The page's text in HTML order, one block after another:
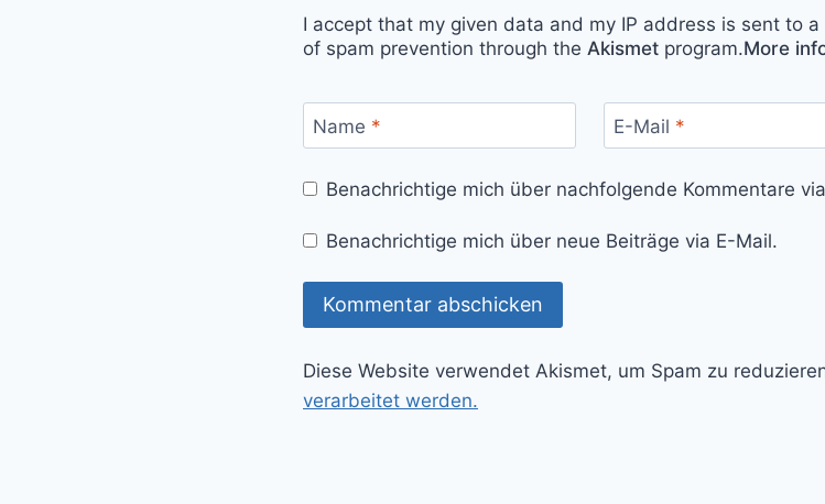
I accept that my given data and my IP address is sent to
of spam prevention through the Akismet program.More
Name * E-Mail *
Benachrichtige mich über nachfolgende Kommentare
Benachrichtige mich über neue Beiträge via E-Mail.
Diese Website verwendet Akismet, um Spam zu
verarbeitet werden.